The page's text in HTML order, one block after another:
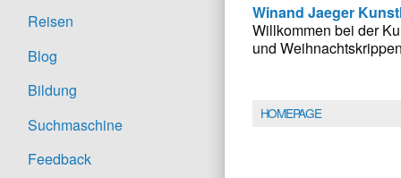
Reisen
Blog
Bildung
Suchmaschine
Feedback
Winand Jaeger
Willkommen bei der
und
HOMEPAGE